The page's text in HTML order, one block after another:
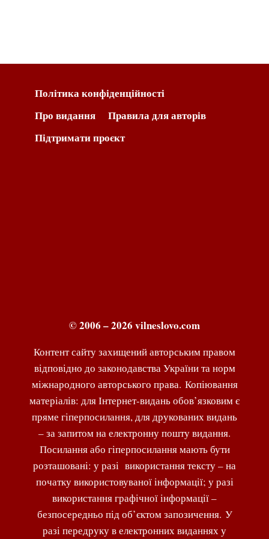
Політика конфіденційності
Про видання
Правила для авторів
Підтримати проєкт
© 2006 – 2026 vilneslovo.com
Контент сайту захищений авторським правом
відповідно до законодавства України та норм
міжнародного авторського права. Копіювання
матеріалів: для Інтернет-видань обов’язковим є
пряме гіперпосилання, для друкованих видань
– за запитом на електронну пошту видання.
Посилання або гіперпосилання мають бути
розташовані: у разі використання тексту – на
початку використовуваної інформації; у разі
використання графічної інформації –
безпосередньо під об’єктом запозичення. У
разі передруку в електронних виданнях у